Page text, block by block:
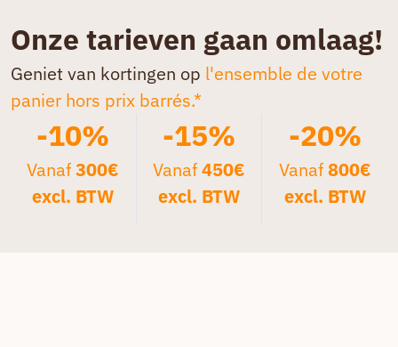
Onze tarieven gaan omlaag!
Geniet van kortingen op l'ensemble de votre
panier hors prix barrés.*
-10%
Vanaf300€
excl. BTW
-15%
Vanaf450€
excl. BTW
-20%
Vanaf800€
excl. BTW